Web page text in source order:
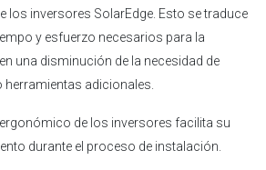
los inversores SolarEdge. Esto se traduce
y esfuerzo necesarios para la
una disminución de la necesidad de
herramientas adicionales.
de los inversores facilita su
durante el proceso de instalación.